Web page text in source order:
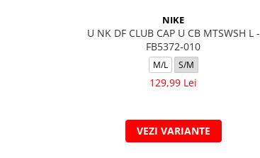
NIKE
U NK DF CLUB CAP U CB MTSWSH L -
FB5372-010
M/L S/M
129,99 Lei
VEZI VARIANTE